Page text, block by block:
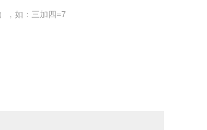
，如：三加四=7